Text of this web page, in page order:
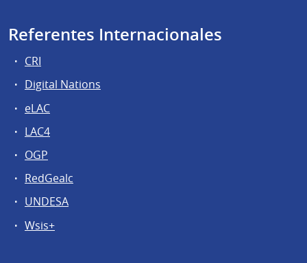
Referentes Internacionales
CRI
Digital Nations
eLAC
LAC4
OGP
RedGealc
UNDESA
Wsis+